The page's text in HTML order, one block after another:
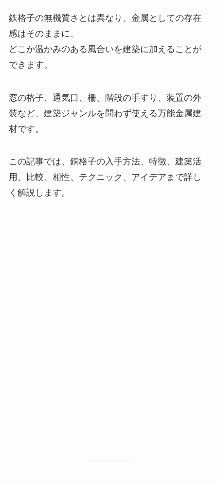
鉄格子の無機質さとは異なり、金属としての存在
感はそのままに、
どこか温かみのある風合いを建築に加えることが
できます。
窓の格子、通気口、柵、階段の手すり、装置の外
装など、建築ジャンルを問わず使える万能金属建
材です。
この記事では、銅格子の入手方法、特徴、建築活
用、比較、相性、テクニック、アイデアまで詳し
く解説します。